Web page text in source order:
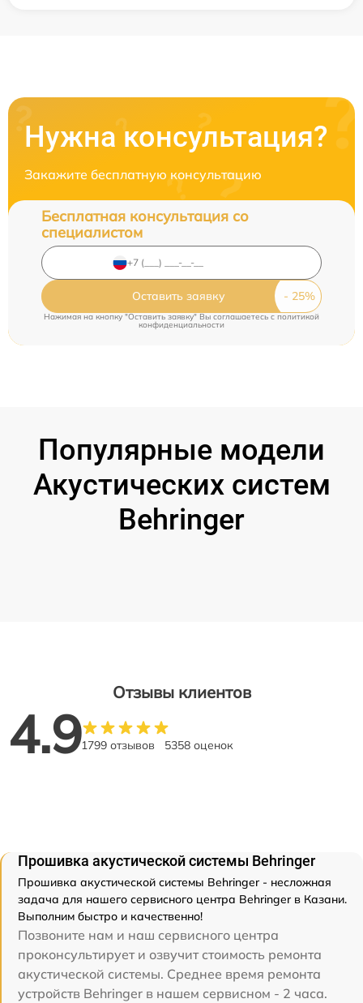
Нужна консультация?
Закажите бесплатную консультацию
Бесплатная консультация со
специалистом
Оставить заявку
Нажимая на кнопку "Оставить заявку" Вы соглашаетесь cполитикой
конфиденциальности
Популярные модели
Акустических систем
Behringer
Отзывы клиентов
4.91799 отзывов 5358 оценок
Прошивка акустической системы Behringer
Прошивка акустической системы Behringer - несложная
задача для нашего сервисного центра Behringer в Казани.
Выполним быстро и качественно!
Позвоните нам и наш сервисного центра
проконсультирует и озвучит стоимость ремонта
акустической системы. Среднее время ремонта
устройств Behringer в нашем сервисном - 2 часа.